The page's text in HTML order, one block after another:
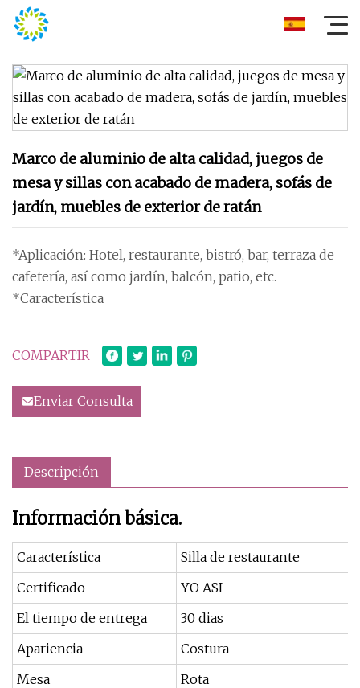
Marco de aluminio de alta calidad, juegos de
mesa y sillas con acabado de madera, sofás de
jardín, muebles de exterior de ratán
*Aplicación: Hotel, restaurante, bistró, bar, terraza de
cafetería, así como jardín, balcón, patio, etc.
*Característica
COMPARTIR
Enviar Consulta
Descripción
Información básica.
Característica
Silla de restaurante
Certificado
YO ASI
El tiempo de entrega
30 dias
Apariencia
Costura
Mesa
Rota